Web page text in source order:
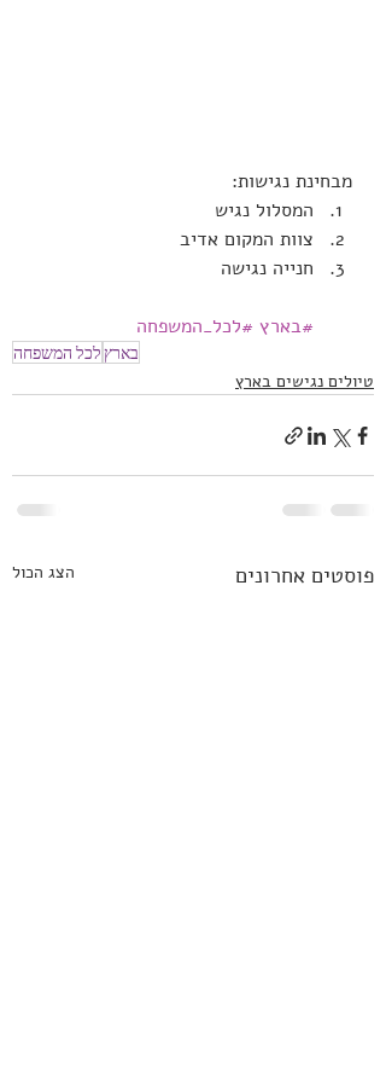
מבחינת נגישות:
המסלול נגיש
צוות המקום אדיב
חנייה נגישה
#בארץ #לכל_המשפחה
בארץלכל המשפחה
טיולים נגישים בארץ
פוסטים אחרונים הצג הכול